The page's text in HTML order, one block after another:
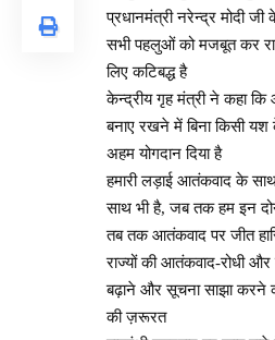
प्रधानमंत्री नरेन्द्र मोदी
सभी पहलुओं को मजबूत कर
लिए कटिबद्ध है
केन्द्रीय गृह मंत्री ने कहा
बनाए रखने में बिना किसी
अहम योगदान दिया है
हमारी लड़ाई आतंकवाद के
साथ भी है, जब तक हम इन
तब तक आतंकवाद पर जीत
राज्यों की आतंकवाद-रोधी
बढ़ाने और सूचना साझा करने
की ज़रूरत